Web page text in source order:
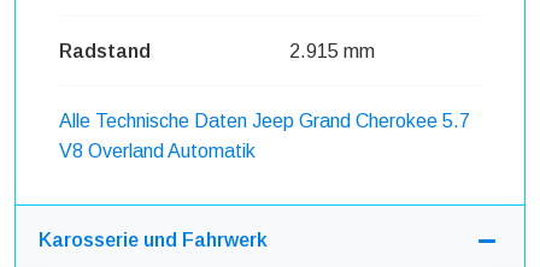
Radstand 2.915 mm
Alle Technische Daten Jeep Grand Cherokee 5.7
V8 Overland Automatik
Karosserie und Fahrwerk